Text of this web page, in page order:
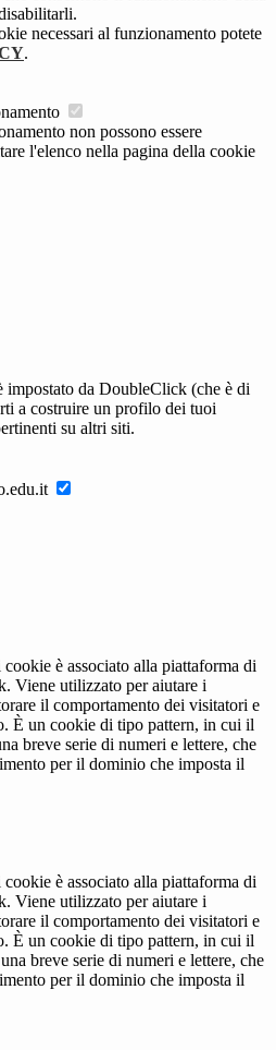
necessari al funzionamento potete
.
non possono essere
l'elenco nella pagina della cookie
impostato da DoubleClick (che è di
a costruire un profilo dei tuoi
su altri siti.
è associato alla piattaforma di
Viene utilizzato per aiutare i
il comportamento dei visitatori e
È un cookie di tipo pattern, in cui il
breve serie di numeri e lettere, che
per il dominio che imposta il
è associato alla piattaforma di
Viene utilizzato per aiutare i
il comportamento dei visitatori e
È un cookie di tipo pattern, in cui il
breve serie di numeri e lettere, che
per il dominio che imposta il